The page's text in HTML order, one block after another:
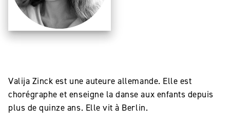
Valija Zinck est une auteure allemande. Elle est
chorégraphe et enseigne la danse aux enfants depuis
plus de quinze ans. Elle vit à Berlin.